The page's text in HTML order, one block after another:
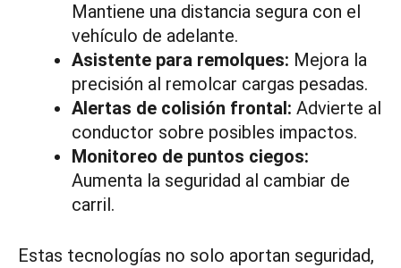
Mantiene una distancia segura con el
vehículo de adelante.
Asistente para remolques: Mejora la
precisión al remolcar cargas pesadas.
Alertas de colisión frontal: Advierte al
conductor sobre posibles impactos.
Monitoreo de puntos ciegos:
Aumenta la seguridad al cambiar de
carril.
Estas tecnologías no solo aportan seguridad,